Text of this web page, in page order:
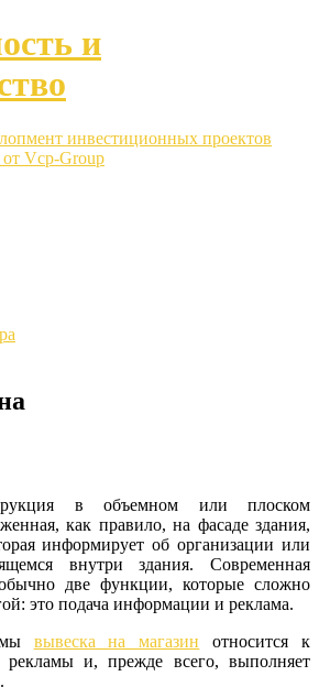
и
инвестиционных проектов
Vcp-Group
в объемном или плоском
как правило, на фасаде здания,
информирует об организации или
внутри здания. Современная
две функции, которые сложно
это подача информации и реклама.
вывеска на магазин относится к
рекламы и, прежде всего, выполняет